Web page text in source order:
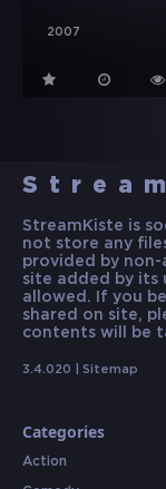
2007
Stream
StreamKiste is
not store any
provided by
site added by its
allowed. If you
shared on site,
contents will be
3.4.020 | Sitemap
Categories
Action